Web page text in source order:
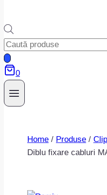
Products
search
0
Home / Produse /
Diblu fixare cabluri